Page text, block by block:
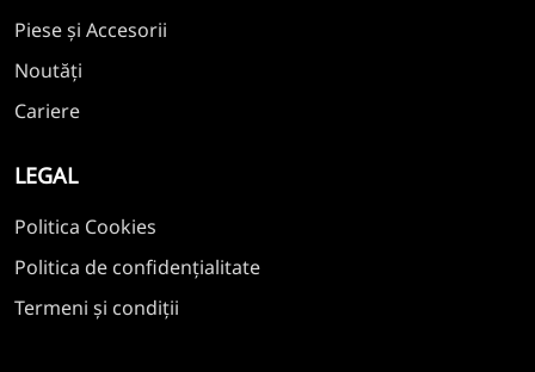
Piese și Accesorii
Noutăți
Cariere
LEGAL
Politica Cookies
Politica de confidențialitate
Termeni și condiții